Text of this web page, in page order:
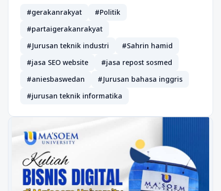
#gerakanrakyat
#Politik
#partaigerakanrakyat
#Jurusan teknik industri
#Sahrin hamid
#jasa SEO website
#jasa repost sosmed
#aniesbaswedan
#Jurusan bahasa inggris
#jurusan teknik informatika